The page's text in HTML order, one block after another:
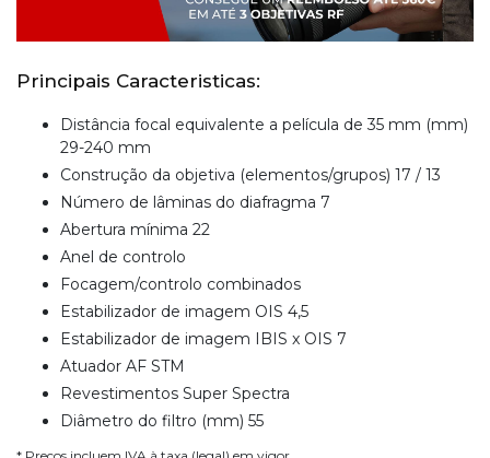
Principais Caracteristicas:
Distância focal equivalente a película de 35 mm (mm)
29-240 mm
Construção da objetiva (elementos/grupos) 17 / 13
Número de lâminas do diafragma 7
Abertura mínima 22
Anel de controlo
Focagem/controlo combinados
Estabilizador de imagem OIS 4,5
Estabilizador de imagem IBIS x OIS 7
Atuador AF STM
Revestimentos Super Spectra
Diâmetro do filtro (mm) 55